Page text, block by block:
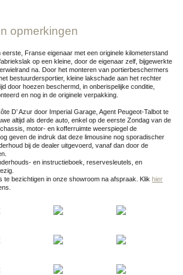
opmerkingen
eerste, Franse eigenaar met een originele kilometerstand
op een kleine, door de eigenaar zelf, bijgewerkte
na. Door het monteren van portierbeschermers
bestuurdersportier, kleine lakschade aan het rechter
door hoezen beschermd, in onberispelijke conditie,
en nog in de originele verpakking.
D’ Azur door Imperial Garage, Agent Peugeot-Talbot te
altijd als derde auto, enkel op de eerste Zondag van de
motor- en kofferruimte weerspiegel de
geven de indruk dat deze limousine nog sporadischer
bij de dealer uitgevoerd, vanaf dan door de
en instructieboek, reservesleutels, en
te bezichtigen in onze showroom na afspraak.
Klik hier